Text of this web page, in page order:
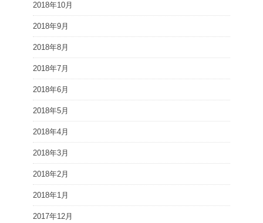
2018年10月
2018年9月
2018年8月
2018年7月
2018年6月
2018年5月
2018年4月
2018年3月
2018年2月
2018年1月
2017年12月